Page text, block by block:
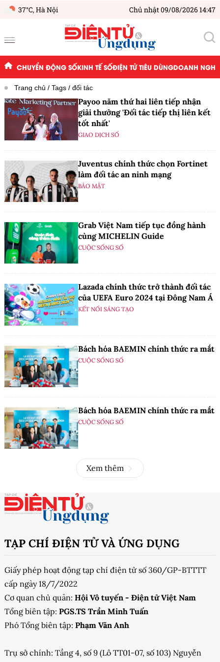
37°C,Hà Nội Chủ nhật 09/08/2026 14:47
CHUYỂN ĐỘNG SỐKINH TẾ SỐĐIỆN TỬ TIÊU DÙNGDOANH
Trang chủ Tags đối tác
Payoo năm thứ hai liên tiếp nhận
giải thưởng 'Đối tác tiếp thị liên kết
tốt nhất'
GIAO DỊCH SỐ
Juventus chính thức chọn Fortinet
làm đối tác an ninh mạng
BẢO MẬT
Grab Việt Nam tiếp tục đồng hành
cùng MICHELIN Guide
CUỘC SỐNG SỐ
Lazada chính thức trở thành đối tác
của UEFA Euro 2024 tại Đông Nam Á
KẾT NỐI SÁNG TẠO
Bách hóa BAEMIN chính thức ra mắt
CUỘC SỐNG SỐ
Bách hóa BAEMIN chính thức ra mắt
CUỘC SỐNG SỐ
Xem thêm
TẠP CHÍ ĐIỆN TỬ VÀ ỨNG DỤNG
Giấy phép hoạt động tạp chí điện tử số 360/GP-BTTTT
cấp ngày 18/7/2022
Cơ quan chủ quản: Hội Vô tuyến - Điện tử Việt Nam
Tổng biên tập: PGS.TS Trần Minh Tuấn
Phó Tổng biên tập: Phạm Văn Anh
Trụ sở chính: Tầng 4, số 9 (Lô TT01-07, số 103) Nguyễn